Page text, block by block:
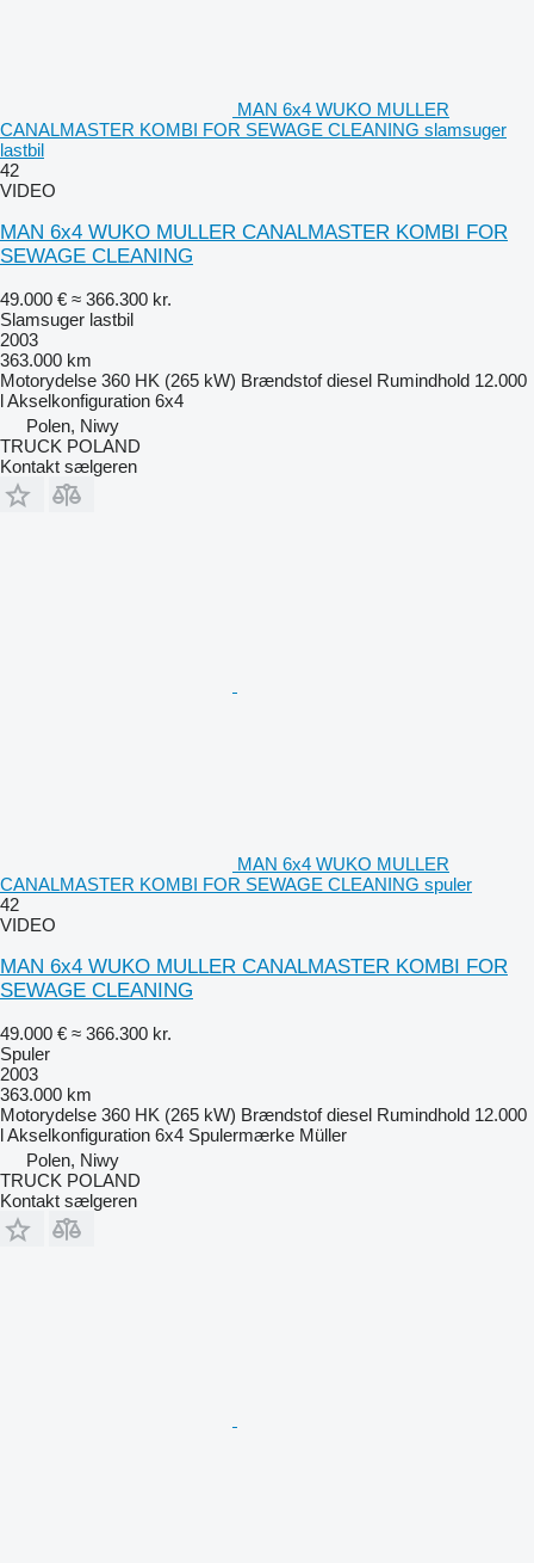
MAN 6x4 WUKO MULLER
CANALMASTER KOMBI FOR SEWAGE CLEANING slamsuger
lastbil
42
VIDEO
MAN 6x4 WUKO MULLER CANALMASTER KOMBI FOR
SEWAGE CLEANING
49.000 € ≈ 366.300 kr.
Slamsuger lastbil
2003
363.000 km
Motorydelse 360 HK (265 kW) Brændstof diesel Rumindhold 12.000
lAkselkonfiguration 6x4
Polen, Niwy
TRUCK POLAND
Kontakt sælgeren
MAN 6x4 WUKO MULLER
CANALMASTER KOMBI FOR SEWAGE CLEANING spuler
42
VIDEO
MAN 6x4 WUKO MULLER CANALMASTER KOMBI FOR
SEWAGE CLEANING
49.000 € ≈ 366.300 kr.
Spuler
2003
363.000 km
Motorydelse 360 HK (265 kW) Brændstof diesel Rumindhold 12.000
lAkselkonfiguration 6x4 Spulermærke Müller
Polen, Niwy
TRUCK POLAND
Kontakt sælgeren